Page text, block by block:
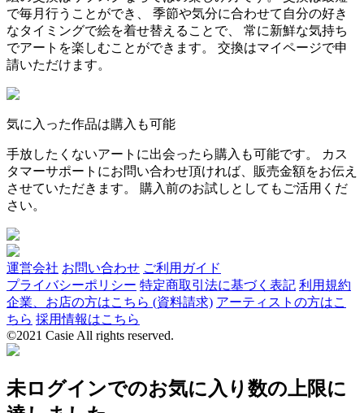
で毎月行うことができ、 季節や気分に合わせて自分の好き
なタイミングで絵を着せ替えることで、 常に新鮮な気持ち
でアートを楽しむことができます。 交換はマイページで申
請いただけます。
気に入った作品は購入も可能
手放したくないアートに出会ったら購入も可能です。 カス
タマーサポートにお問い合わせ頂ければ、販売金額をお伝え
させていただきます。 購入前のお試しとしてもご活用くだ
さい。
運営会社 お問い合わせ ご利用ガイド
プライバシーポリシー 特定商取引法に基づく表記 利用規約
企業、お店の方はこちら (資料請求) アーティストの方はこ
ちら 採用情報はこちら
©2021 Casie All rights reserved.
未ログインでのお気に入り数の上限に